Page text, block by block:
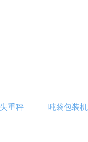
失重秤 吨袋包装机